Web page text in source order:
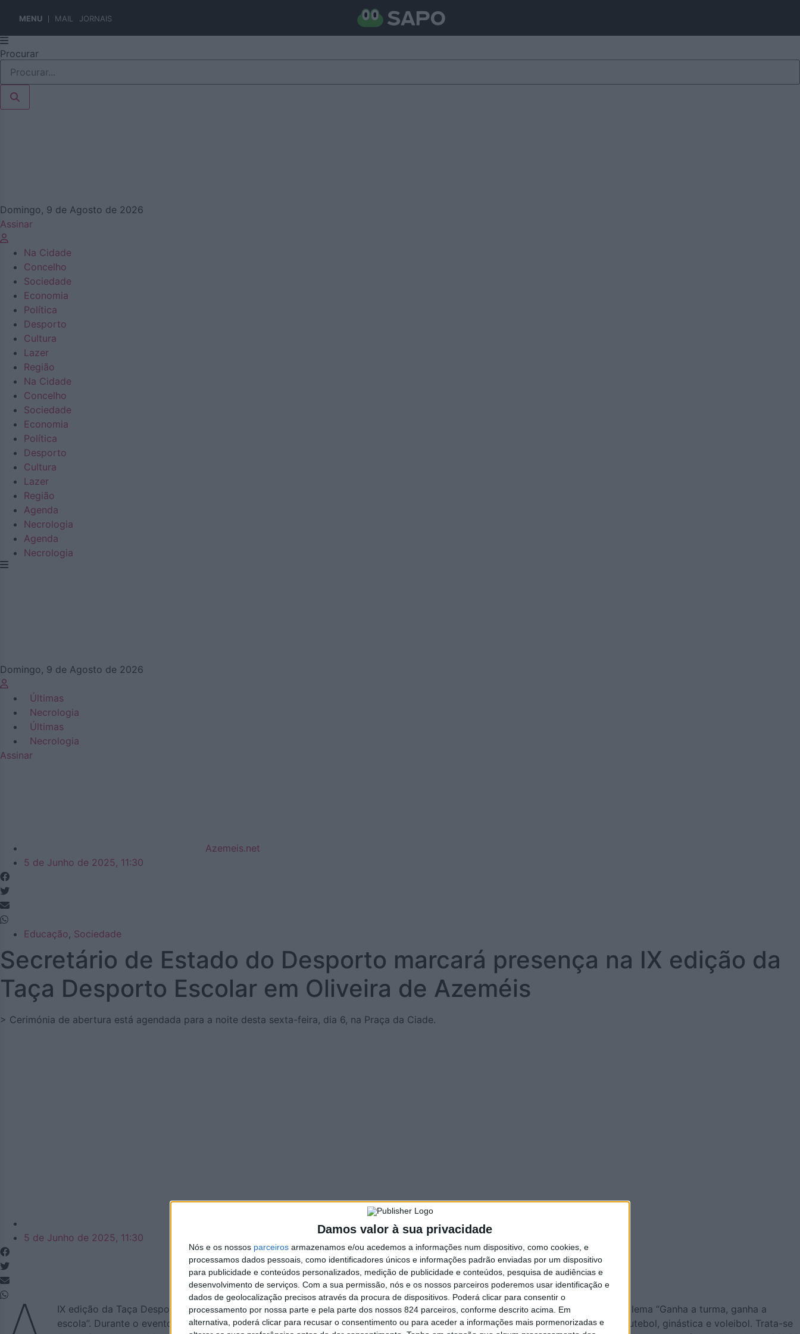
Damos valor à sua privacidade
Nós e os nossos parceiros armazenamos e/ou acedemos a informações num dispositivo, como cookies, e
processamos dados pessoais, como identificadores únicos e informações padrão enviadas por um dispositivo
para publicidade e conteúdos personalizados, medição de publicidade e conteúdos, pesquisa de audiências e
desenvolvimento de serviços. Com a sua permissão, nós e os nossos parceiros poderemos usar identificação e
dados de geolocalização precisos através da procura de dispositivos. Poderá clicar para consentir o
processamento por nossa parte e pela parte dos nossos 824 parceiros, conforme descrito acima. Em
alternativa, poderá clicar para recusar o consentimento ou para aceder a informações mais pormenorizadas e
MENU MAIL JORNAIS
Pular
para
conteúdo
Procurar
Domingo, 9 de Agosto de 2026
Assinar
Na Cidade
Concelho
Sociedade
Economia
Política
Desporto
Cultura
Lazer
Região
Na Cidade
Concelho
Sociedade
Economia
Política
Desporto
Cultura
Lazer
Região
Agenda
Necrologia
Agenda
Necrologia
Domingo, 9 de Agosto de 2026
Últimas
Necrologia
Últimas
Necrologia
Assinar
Azemeis.net
5 de Junho de 2025, 11:30
Educação, Sociedade
Secretário de Estado do Desporto marcará presença na IX edição da
Taça Desporto Escolar em Oliveira de Azeméis
> Cerimónia de abertura está agendada para a noite desta sexta-feira, dia 6, na Praça da Ciade.
5 de Junho de 2025, 11:30
IX edição da Taça Desporto Escolar vai decorrer em Oliveira de Azeméis nos dias 6 e 7 de junho (sexta-feira e sábado), sob o lema “Ganha a turma, ganha a
escola”. Durante o evento centenas de alunos do 7º ano vão entrar em ação, no sábado, em quatro modalidades: badminton, futebol, ginástica e voleibol. Trata-se